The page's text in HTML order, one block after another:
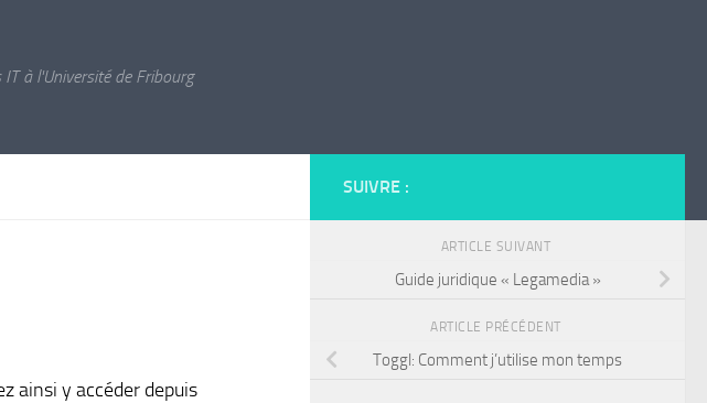
à l'Université de Fribourg
ainsi y accéder depuis
SUIVRE :
ARTICLE SUIVANT
Guide juridique « Legamedia »
ARTICLE PRÉCÉDENT
Toggl: Comment j’utilise mon temps